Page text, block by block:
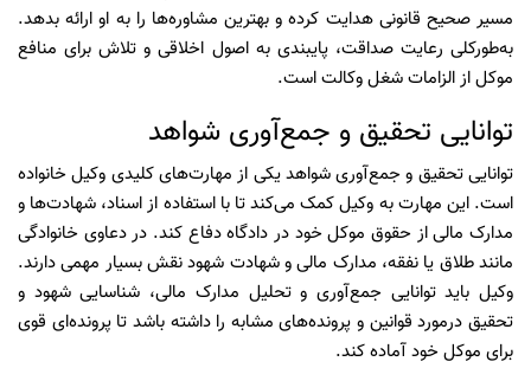
مسیر صحیح قانونی هدایت کرده و بهترین مشاوره‌ها را به او ارائه بدهد.
به‌طورکلی رعایت صداقت، پایبندی به اصول اخلاقی و تلاش برای منافع
موکل از الزامات شغل وکالت است.
توانایی تحقیق و جمع‌آوری شواهد
توانایی تحقیق و جمع‌آوری شواهد یکی از مهارت‌های کلیدی وکیل خانواده
است. این مهارت به وکیل کمک می‌کند تا با استفاده از اسناد، شهادت‌ها و
مدارک مالی از حقوق موکل خود در دادگاه دفاع کند. در دعاوی خانوادگی
مانند طلاق یا نفقه، مدارک مالی و شهادت شهود نقش بسیار مهمی دارند.
وکیل باید توانایی جمع‌آوری و تحلیل مدارک مالی، شناسایی شهود و
تحقیق درمورد قوانین و پرونده‌های مشابه را داشته باشد تا پرونده‌ای قوی
برای موکل خود آماده کند.